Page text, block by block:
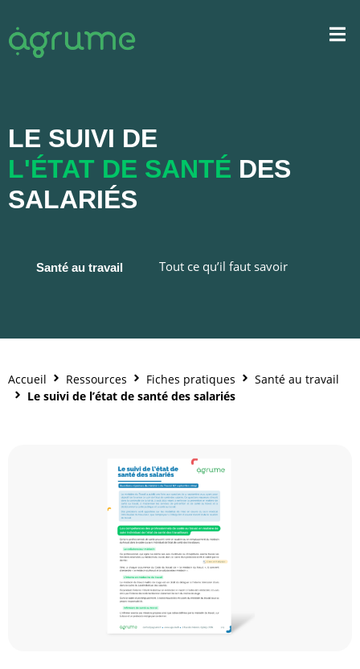
LE SUIVI DE
L'ÉTAT DE SANTÉ DES
SALARIÉS
Santé au travail Tout ce qu’il faut savoir
Accueil Ressources Fiches pratiques
Santé au travail
Le suivi de l’état de santé des salariés